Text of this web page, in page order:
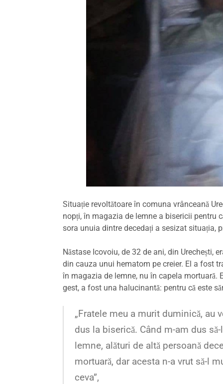
Situație revoltătoare în comuna vrânceană
nopți, în magazia de lemne a bisericii pentru
sora unuia dintre decedați a sesizat situația,
Năstase Icovoiu, de 32 de ani, din Urechești,
din cauza unui hematom pe creier. El a fost
în magazia de lemne, nu în capela mortuară.
gest, a fost una halucinantă: pentru că este
„Fratele meu a murit duminică,
dus la biserică. Când m-am dus
lemne, alături de altă persoană
mortuară, dar acesta n-a vrut să-l
ceva”,